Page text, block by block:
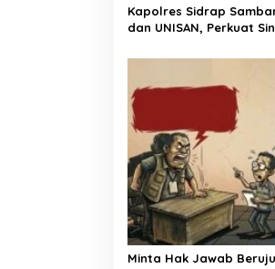
Kapolres Sidrap
dan UNISAN, Perkuat
Minta Hak Jawab